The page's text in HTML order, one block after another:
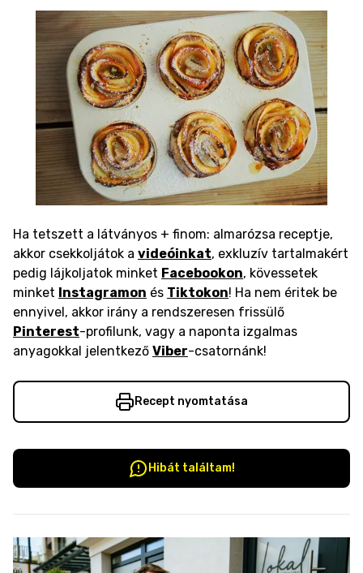
Ha tetszett a látványos + finom: almarózsa receptje,
akkor csekkoljátok a videóinkat, exkluzív tartalmakért
pedig lájkoljatok minket Facebookon, kövessetek
minket Instagramon és Tiktokon! Ha nem éritek be
ennyivel, akkor irány a rendszeresen frissülő
Pinterest-profilunk, vagy a naponta izgalmas
anyagokkal jelentkező Viber-csatornánk!
Recept nyomtatása
Hibát találtam!